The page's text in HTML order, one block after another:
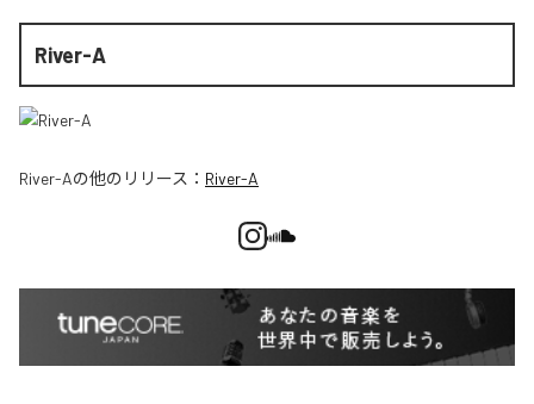
River-A
River-Aの他のリリース： River-A